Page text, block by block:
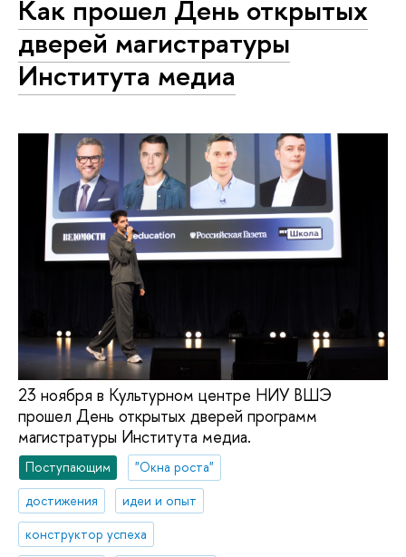
Как прошел День открытых
дверей магистратуры
Института медиа
23 ноября в Культурном центре НИУ ВШЭ
прошел День открытых дверей программ
магистратуры Института медиа.
Поступающим
"Окна роста"
достижения
идеи и опыт
конструктор успеха